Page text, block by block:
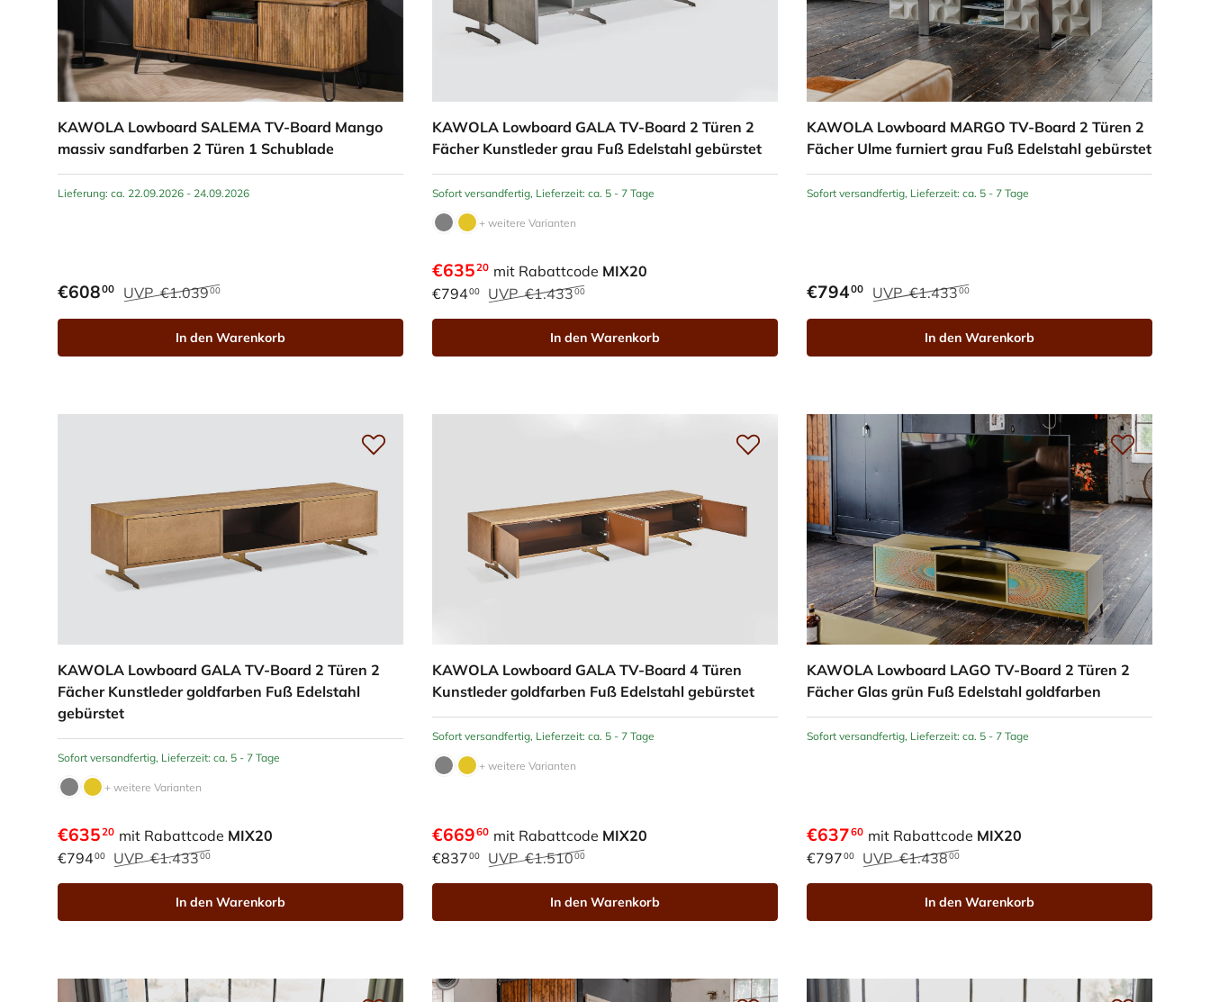
KAWOLA Lowboard SALEMA TV-Board Mango
massiv sandfarben 2 Türen 1 Schublade
Lieferung: ca. 22.09.2026 - 24.09.2026
€60800 UVP €1.03900
In den Warenkorb
KAWOLA Lowboard GALA TV-Board 2 Türen 2
Fächer Kunstleder grau Fuß Edelstahl gebürstet
Sofort versandfertig, Lieferzeit: ca. 5 - 7 Tage
+ weitere Varianten
€63520 mit Rabattcode MIX20
€79400 UVP €1.43300
In den Warenkorb
KAWOLA Lowboard MARGO TV-Board 2 Türen 2
Fächer Ulme furniert grau Fuß Edelstahl gebürstet
Sofort versandfertig, Lieferzeit: ca. 5 - 7 Tage
€79400 UVP €1.43300
In den Warenkorb
KAWOLA Lowboard GALA TV-Board 2 Türen 2
Fächer Kunstleder goldfarben Fuß Edelstahl
gebürstet
Sofort versandfertig, Lieferzeit: ca. 5 - 7 Tage
+ weitere Varianten
€63520 mit Rabattcode MIX20
€79400 UVP €1.43300
In den Warenkorb
KAWOLA Lowboard GALA TV-Board 4 Türen
Kunstleder goldfarben Fuß Edelstahl gebürstet
Sofort versandfertig, Lieferzeit: ca. 5 - 7 Tage
+ weitere Varianten
€66960 mit Rabattcode MIX20
€83700 UVP €1.51000
In den Warenkorb
KAWOLA Lowboard LAGO TV-Board 2 Türen 2
Fächer Glas grün Fuß Edelstahl goldfarben
Sofort versandfertig, Lieferzeit: ca. 5 - 7 Tage
€63760 mit Rabattcode MIX20
€79700 UVP €1.43800
In den Warenkorb